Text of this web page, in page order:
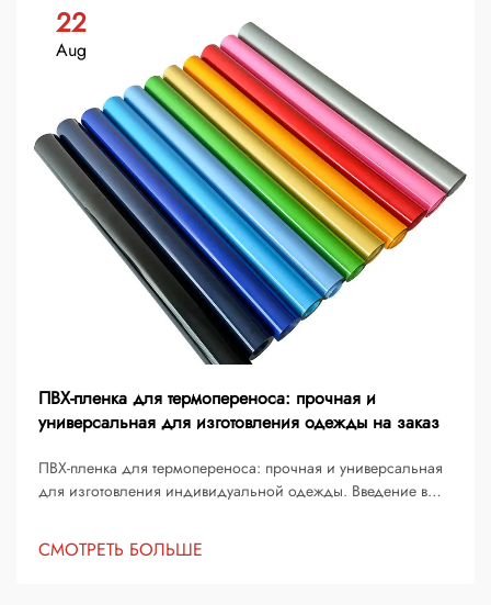
22
Aug
ПВХ-пленка для термопереноса: прочная и
универсальная для изготовления одежды на заказ
ПВХ-пленка для термопереноса: прочная и универсальная
для изготовления индивидуальной одежды. Введение в
переноса рисунка стала одним из самых популярных
решений для украшения и персонализации одежды. Она
СМОТРЕТЬ БОЛЬШЕ